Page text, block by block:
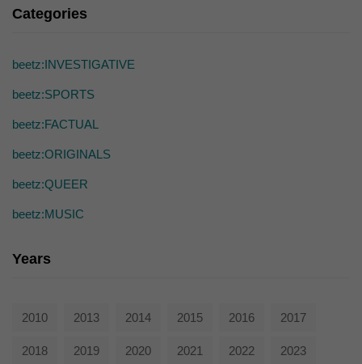
Categories
beetz:INVESTIGATIVE
beetz:SPORTS
beetz:FACTUAL
beetz:ORIGINALS
beetz:QUEER
beetz:MUSIC
Years
2010 2013 2014 2015 2016 2017
2018 2019 2020 2021 2022 2023
Externe Medien (7)
standardmäßig blockiert. Wenn Cookies von externen Medien akzeptiert
mehr.